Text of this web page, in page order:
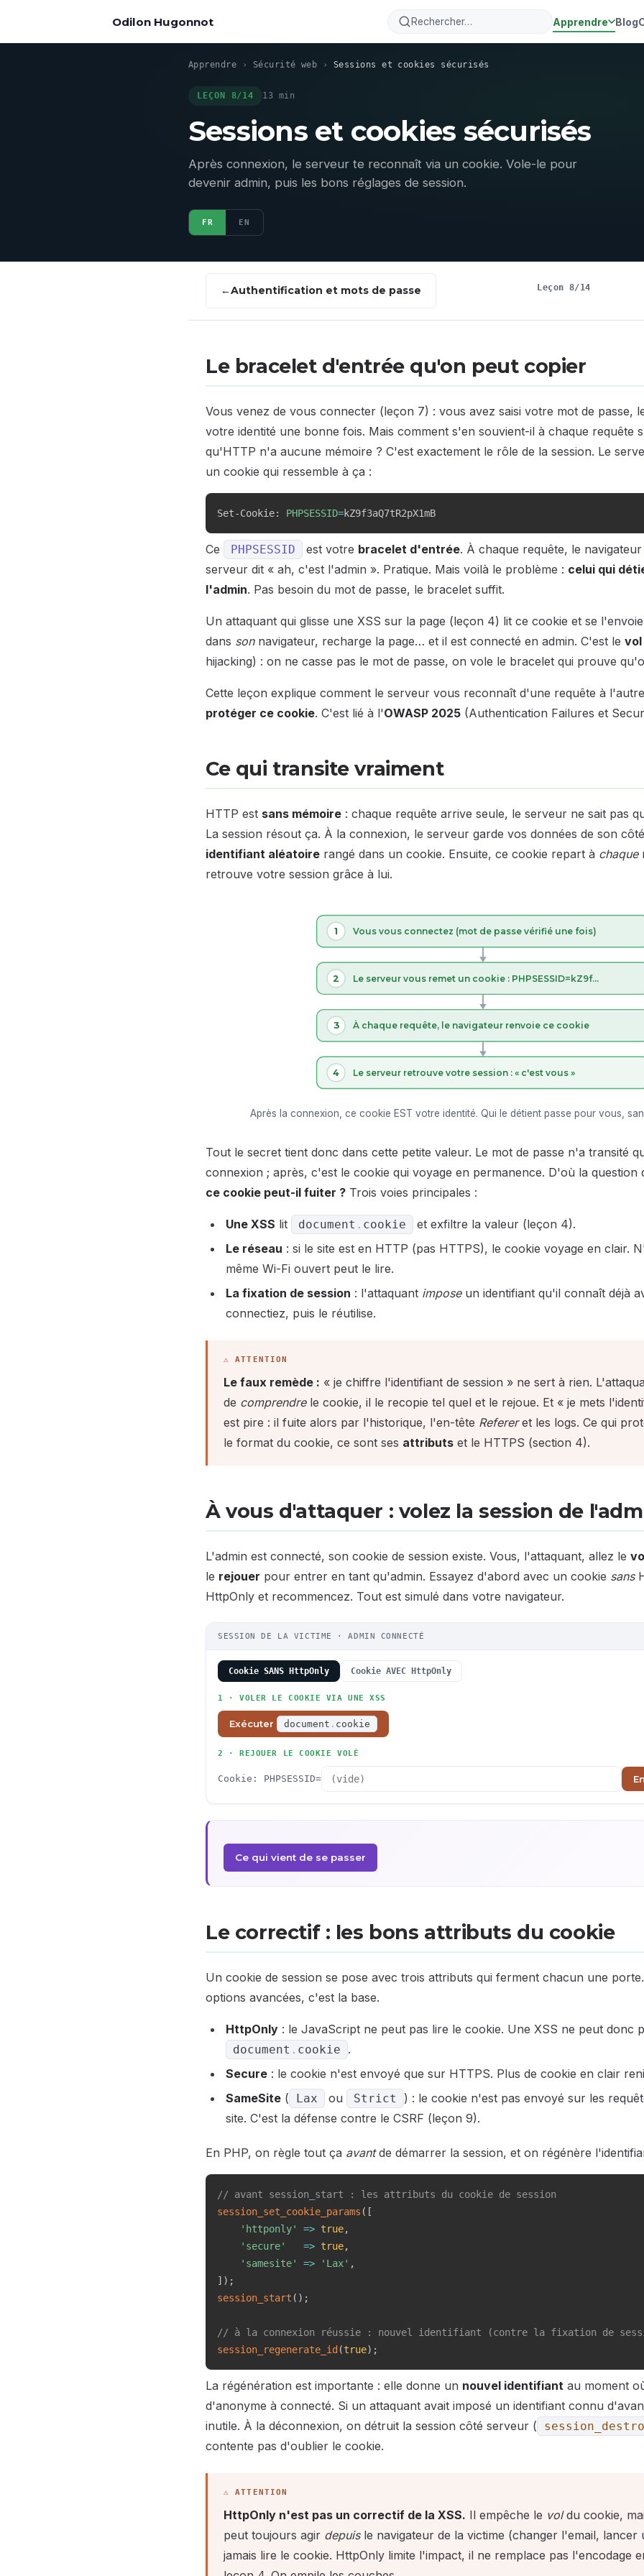
Odilon Hugonnot Apprendre Blog
Apprendre › Sécurité web › Sessions et cookies sécurisés
LEÇON 8/14 13 min
Sessions et cookies sécurisés
Après connexion, le serveur te reconnaît via un cookie. Vole-le pour
devenir admin, puis les bons réglages de session.
FR EN
Authentification et mots de passe Leçon 8/14
Le bracelet d'entrée qu'on peut copier
Vous venez de vous connecter (leçon 7) : vous avez saisi votre mot de passe,
votre identité une bonne fois. Mais comment s'en souvient-il à chaque requête
qu'HTTP n'a aucune mémoire ? C'est exactement le rôle de la session. Le
un cookie qui ressemble à ça :
Set-Cookie: PHPSESSID=kZ9f3aQ7tR2pX1mB
Ce PHPSESSID est votre bracelet d'entrée. À chaque requête, le
serveur dit « ah, c'est l'admin ». Pratique. Mais voilà le problème : celui qui
l'admin. Pas besoin du mot de passe, le bracelet suffit.
Un attaquant qui glisse une XSS sur la page (leçon 4) lit ce cookie et se
dans sonnavigateur, recharge la page… et il est connecté en admin. C'est le vol
hijacking) : on ne casse pas le mot de passe, on vole le bracelet qui prouve
Cette leçon explique comment le serveur vous reconnaît d'une requête à
protéger ce cookie. C'est lié à l'OWASP 2025 (Authentication Failures et
Ce qui transite vraiment
HTTP est sans mémoire : chaque requête arrive seule, le serveur ne sait pas
La session résout ça. À la connexion, le serveur garde vos données de son
identifiant aléatoire rangé dans un cookie. Ensuite, ce cookie repart à chaque
retrouve votre session grâce à lui.
1 Vous vous connectez (mot de passe vérifié une fois)
2 Le serveur vous remet un cookie : PHPSESSID=kZ9f…
3 À chaque requête, le navigateur renvoie ce cookie
4 Le serveur retrouve votre session : « c'est vous »
Après la connexion, ce cookie EST votre identité. Qui le détient passe pour vous,
Tout le secret tient donc dans cette petite valeur. Le mot de passe n'a transité
connexion ; après, c'est le cookie qui voyage en permanence. D'où la question
ce cookie peut-il fuiter ? Trois voies principales :
Une XSS lit document . cookie
et exfiltre la valeur (leçon 4).
Le réseau : si le site est en HTTP (pas HTTPS), le cookie voyage en clair.
même Wi-Fi ouvert peut le lire.
La fixation de session : l'attaquant imposeun identifiant qu'il connaît déjà
connectiez, puis le réutilise.
Le faux remède : « je chiffre l'identifiant de session » ne sert à rien.
de comprendrele cookie, il le recopie tel quel et le rejoue. Et « je mets
est pire : il fuite alors par l'historique, l'en-tête Refereret les logs. Ce qui
le format du cookie, ce sont ses attributs et le HTTPS (section 4).
À vous d'attaquer : volez la session de
L'admin est connecté, son cookie de session existe. Vous, l'attaquant, allez le
le rejouer pour entrer en tant qu'admin. Essayez d'abord avec un cookie sans
HttpOnly et recommencez. Tout est simulé dans votre navigateur.
SESSION DE LA VICTIME · ADMIN CONNECTÉ
Cookie SANS HttpOnly Cookie AVEC HttpOnly
1 · VOLER LE COOKIE VIA UNE XSS
Exécuter document . cookie
2 · REJOUER LE COOKIE VOLÉ
Cookie: PHPSESSID=
Ce qui vient de se passer
Le correctif : les bons attributs du cookie
Un cookie de session se pose avec trois attributs qui ferment chacun une
options avancées, c'est la base.
HttpOnly : le JavaScript ne peut pas lire le cookie. Une XSS ne peut donc
document . cookie
.
Secure : le cookie n'est envoyé que sur HTTPS. Plus de cookie en clair
SameSite ( Lax ou Strict
) : le cookie n'est pas envoyé sur les
site. C'est la défense contre le CSRF (leçon 9).
En PHP, on règle tout ça avantde démarrer la session, et on régénère
// avant session_start : les attributs du cookie de session
session_set_cookie_params ( [
'httponly'
=> true,
'secure'
=> true,
'samesite'
=> 'Lax' ,
] ) ;
session_start ( ) ;
// à la connexion réussie : nouvel identifiant (contre la fixation de
session_regenerate_id (true) ;
La régénération est importante : elle donne un nouvel identifiant au moment
d'anonyme à connecté. Si un attaquant avait imposé un identifiant connu
inutile. À la déconnexion, on détruit la session côté serveur (
contente pas d'oublier le cookie.
HttpOnly n'est pas un correctif de la XSS. Il empêche le voldu cookie,
peut toujours agir depuisle navigateur de la victime (changer l'email, lancer
jamais lire le cookie. HttpOnly limite l'impact, il ne remplace pas l'encodage